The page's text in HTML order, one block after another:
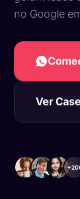
no Google
Ver